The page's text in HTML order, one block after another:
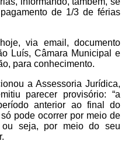
de 1/3 de férias
via email, documento
Luís, Câmara Municipal e
para conhecimento.
a Assessoria Jurídica,
parecer provisório: “a
anterior ao final do
pode ocorrer por meio de
ou seja, por meio do seu